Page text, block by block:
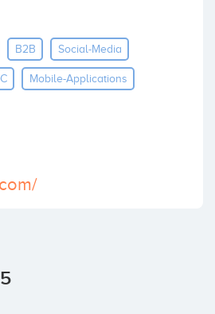
B2B Social-Media
Mobile-Applications